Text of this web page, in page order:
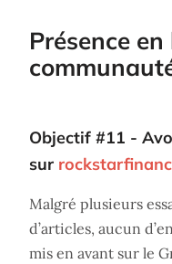
Présence
Objectif #11 -
sur
Malgré plusieurs
d’articles, aucun
mis en avant sur le